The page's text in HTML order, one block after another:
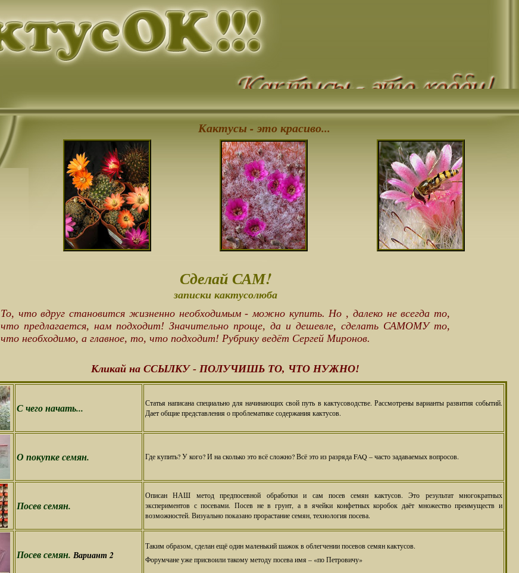
Кактусы - это красиво...
Сделай САМ!
записки кактусолюба
То, что вдруг становится жизненно необходимым - можно купить. Но , далеко не всегда то,
что предлагается, нам подходит! Значительно проще, да и дешевле, сделать САМОМУ то,
что необходимо, а главное, то, что подходит! Рубрику ведёт Сергей Миронов.
Кликай на ССЫЛКУ - ПОЛУЧИШЬ ТО, ЧТО НУЖНО!
С чего начать...
Статья написана специально для начинающих свой путь в кактусоводстве. Рассмотрены варианты развития событий.
Дает общие представления о проблематике содержания кактусов.
О покупке семян. Где купить? У кого? И на сколько это всё сложно? Всё это из разряда FAQ – часто задаваемых вопросов.
Посев семян.
Описан НАШ метод предпосевной обработки и сам посев семян кактусов. Это результат многократных
экспериментов с посевами. Посев не в грунт, а в ячейки конфетных коробок даёт множество преимуществ и
возможностей. Визуально показано прорастание семян, технология посева.
Посев семян. Вариант 2
Таким образом, сделан ещё один маленький шажок в облегчении посевов семян кактусов.
Форумчане уже присвоили такому методу посева имя – «по Петровичу»